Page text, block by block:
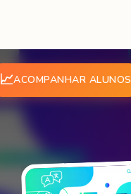
📈ACOMPANHAR ALUNOS